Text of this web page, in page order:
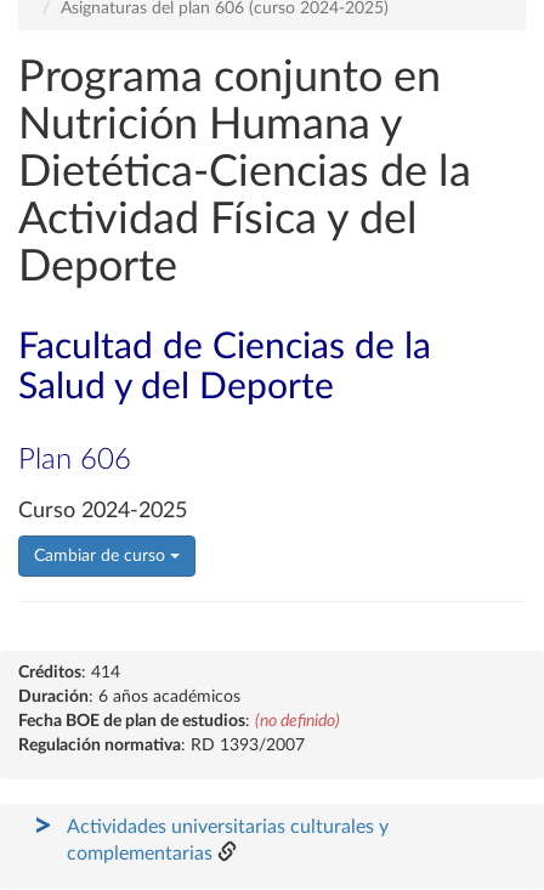
Asignaturas del plan 606 (curso 2024-2025)
Programa conjunto en
Nutrición Humana y
Dietética-Ciencias de la
Actividad Física y del
Deporte
Facultad de Ciencias de la
Salud y del Deporte
Plan 606
Curso 2024-2025
Cambiar de curso
Créditos: 414
Duración: 6 años académicos
Fecha BOE de plan de estudios: (no definido)
Regulación normativa: RD 1393/2007
Actividades universitarias culturales y
complementarias